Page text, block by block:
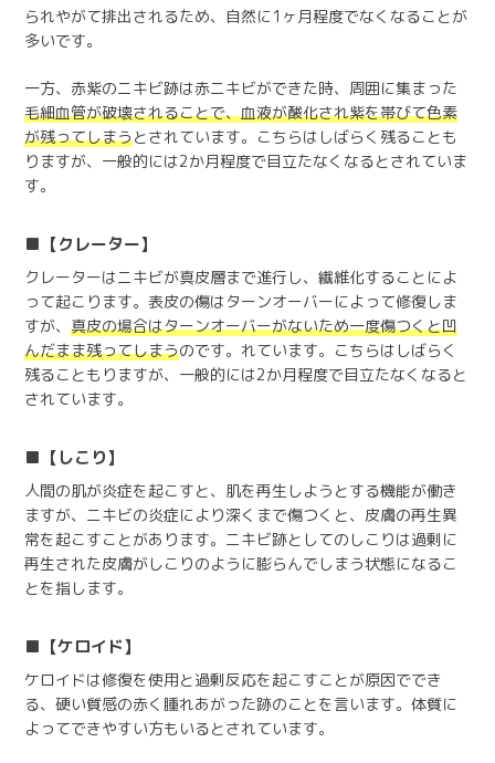
られやがて排出されるため、自然に1ヶ月程度でなくなることが
多いです。
一方、赤紫のニキビ跡は赤ニキビができた時、周囲に集まった
毛細血管が破壊されることで、血液が酸化され紫を帯びて色素
が残ってしまうとされています。こちらはしばらく残ることも
りますが、一般的には2か月程度で目立たなくなるとされていま
す。
【クレーター】
クレーターはニキビが真皮層まで進行し、繊維化することによ
って起こります。表皮の傷はターンオーバーによって修復しま
すが、真皮の場合はターンオーバーがないため一度傷つくと凹
んだまま残ってしまうのです。れています。こちらはしばらく
残ることもりますが、一般的には2か月程度で目立たなくなると
されています。
【しこり】
人間の肌が炎症を起こすと、肌を再生しようとする機能が働き
ますが、ニキビの炎症により深くまで傷つくと、皮膚の再生異
常を起こすことがあります。ニキビ跡としてのしこりは過剰に
再生された皮膚がしこりのように膨らんでしまう状態になるこ
とを指します。
【ケロイド】
ケロイドは修復を使用と過剰反応を起こすことが原因ででき
る、硬い質感の赤く腫れあがった跡のことを言います。体質に
よってできやすい方もいるとされています。